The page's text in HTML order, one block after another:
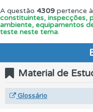
A questão 4309 pertence
constituintes, inspecções,
ambiente, equipamentos
teste neste tema.
Material de
Glossário